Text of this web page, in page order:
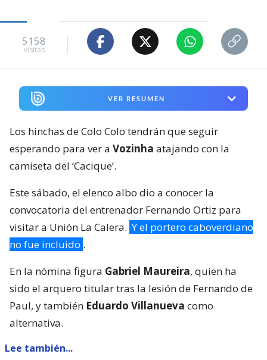
5158
visitas
VER RESUMEN
Los hinchas de Colo Colo tendrán que seguir
esperando para ver a Vozinha atajando con la
camiseta del ‘Cacique’.
Este sábado, el elenco albo dio a conocer la
convocatoria del entrenador Fernando Ortiz para
visitar a Unión La Calera. Y el portero caboverdiano
no fue incluido .
En la nómina figura Gabriel Maureira, quien ha
sido el arquero titular tras la lesión de Fernando de
Paul, y también Eduardo Villanueva como
alternativa.
Lee también...